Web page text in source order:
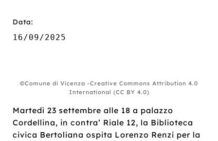
Data:
16/09/2025
©Comune di Vicenza -Creative Commons Attribution 4.0
International (CC BY 4.0)
Martedì 23 settembre alle 18 a palazzo
Cordellina, in contra’ Riale 12, la Biblioteca
civica Bertoliana ospita Lorenzo Renzi per la